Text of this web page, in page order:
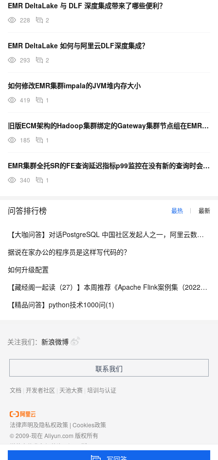
EMR DeltaLake 与 DLF 深度集成带来了哪些便利？
228 2
EMR DeltaLake 如何与阿里云DLF深度集成？
293 2
如何修改EMR集群impala的JVM堆内存大小
419 1
旧版ECM架构的Hadoop集群绑定的Gateway集群节点组在EMR管控无法升配
185 1
EMR集群全托SR的FE查询延迟指标p99监控在没有新的查询时会一直保持不变
340 1
问答排行榜 最热 最新
【大咖问答】对话PostgreSQL 中国社区发起人之一，阿里云数据库高级专家 德哥
据说在家办公的程序员是这样写代码的？
如何升级配置
【藏经阁一起读（27）】本周推荐《Apache Flink案例集（2022版）》，你有哪些心得？
【精品问答】python技术1000问(1)
关注我们： 新浪微博
联系我们
文档 | 开发者社区 | 天池大赛 | 培训与认证
法律声明及隐私权政策 | Cookies政策
© 2009-现在 Aliyun.com 版权所有
增值电信业务经营许可证： 浙B2-20080101
浙D3-20210002